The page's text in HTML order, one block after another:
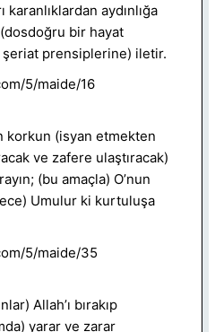
aydınlığa
(dosdoğru bir hayat
prensiplerine) iletir.
5/maide/16
korkun (isyan etmekten
ve zafere ulaştıracak)
(bu amaçla) O’nun
Umulur ki kurtuluşa
5/maide/35
Allah’ı bırakıp
yarar ve zarar